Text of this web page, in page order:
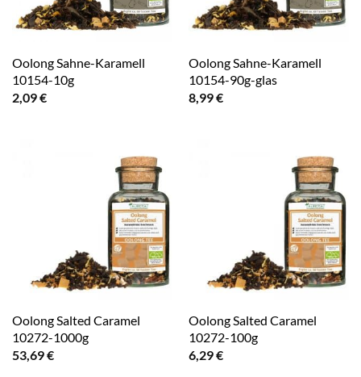
Oolong Sahne-Karamell
10154-10g
2,09€
Oolong Sahne-Karamell
10154-90g-glas
8,99€
Oolong Salted Caramel
10272-1000g
53,69€
Oolong Salted Caramel
10272-100g
6,29€